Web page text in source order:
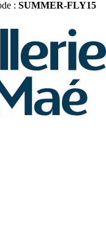
: SUMMER-FLY15